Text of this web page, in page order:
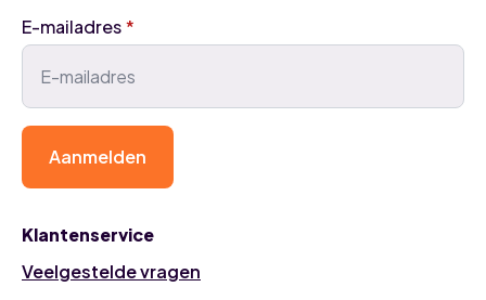
Klantenservice
Veelgestelde vragen
E-mailadres*
Aanmelden